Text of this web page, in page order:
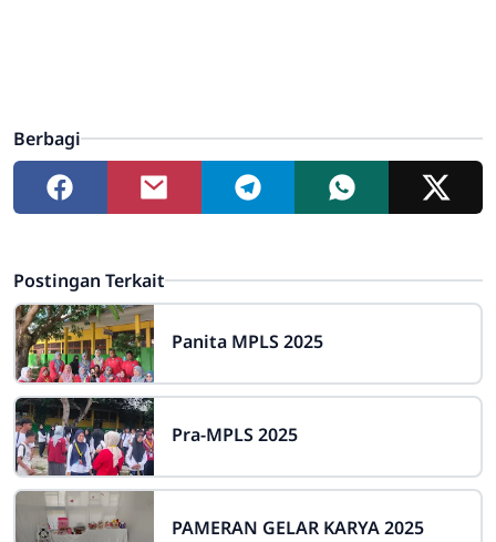
Berbagi
Postingan Terkait
Panita MPLS 2025
Pra-MPLS 2025
PAMERAN GELAR KARYA 2025